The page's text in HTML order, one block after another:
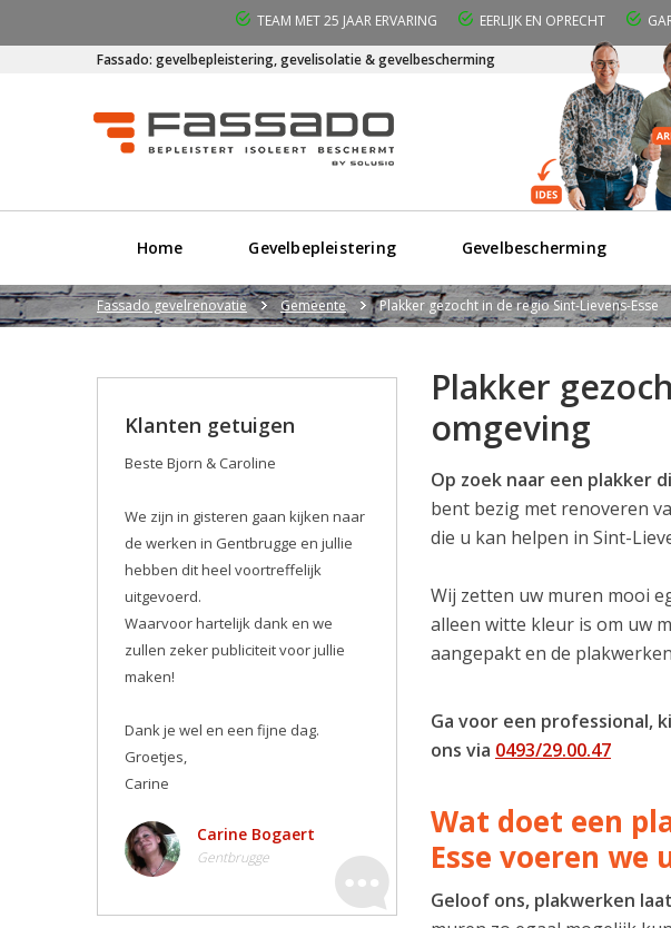
TEAM MET 25 JAAR ERVARING EERLIJK EN OPRECHT
Fassado: gevelbepleistering, gevelisolatie & gevelbescherming
Home Gevelbepleistering Gevelbescherming
Fassado gevelrenovatie Gemeente Plakker gezocht in de regio Sint-Lievens-Esse
Plakker
omgeving
Op zoek naar een plakker
bent bezig met renoveren
die u kan helpen in Sint-
Wij zetten uw muren mooi
alleen witte kleur is om uw
aangepakt en de
Ga voor een professional,
ons via 0493/29.00.47
Wat doet een
Esse voeren we
Geloof ons, plakwerken
Klanten getuigen
Beste Bjorn & Caroline
We zijn in gisteren gaan kijken naar
de werken in Gentbrugge en jullie
hebben dit heel voortreffelijk
uitgevoerd.
Waarvoor hartelijk dank en we
zullen zeker publiciteit voor jullie
maken! ️
Dank je wel en een fijne dag.
Groetjes,
Carine
Carine Bogaert
Gentbrugge